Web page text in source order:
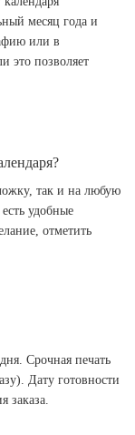
месяц года и
или в
это позволяет
так и на любую
удобные
отметить
Срочная печать
Дату готовности
заказа.